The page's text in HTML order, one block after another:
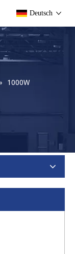
Deutsch
1000W